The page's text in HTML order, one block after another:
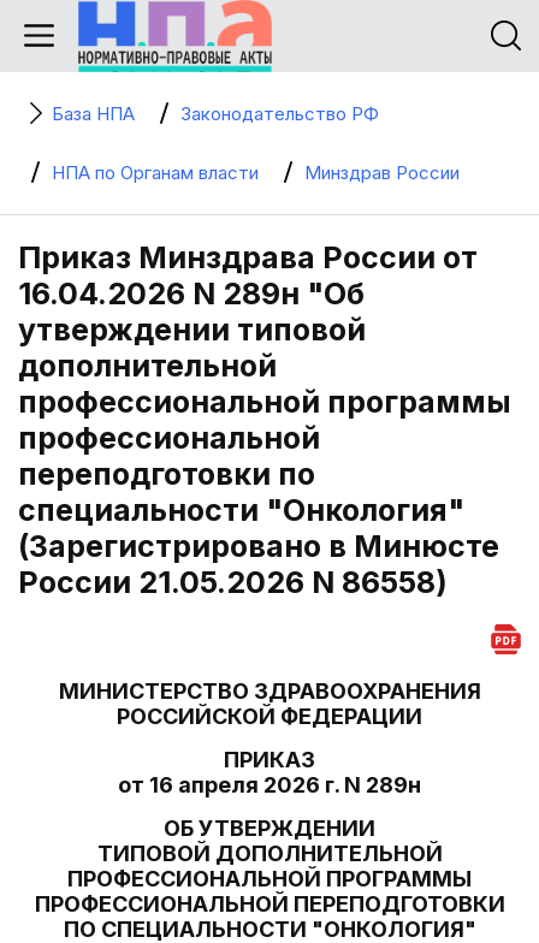
База НПА Законодательство РФ
НПА по Органам власти Минздрав России
Приказ Минздрава России от
16.04.2026 N 289н "Об
утверждении типовой
дополнительной
профессиональной программы
профессиональной
переподготовки по
специальности "Онкология"
(Зарегистрировано в Минюсте
России 21.05.2026 N 86558)
МИНИСТЕРСТВО ЗДРАВООХРАНЕНИЯ
РОССИЙСКОЙ ФЕДЕРАЦИИ
ПРИКАЗ
от 16 апреля 2026 г. N 289н
ОБ УТВЕРЖДЕНИИ
ТИПОВОЙ ДОПОЛНИТЕЛЬНОЙ
ПРОФЕССИОНАЛЬНОЙ ПРОГРАММЫ
ПРОФЕССИОНАЛЬНОЙ ПЕРЕПОДГОТОВКИ
ПО СПЕЦИАЛЬНОСТИ "ОНКОЛОГИЯ"